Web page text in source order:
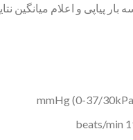
پیاپی و اعلام میانگین